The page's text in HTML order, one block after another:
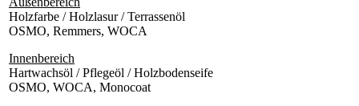
Holzfarbe / Holzlasur / Terrassenöl
OSMO, Remmers, WOCA
Innenbereich
Hartwachsöl / Pflegeöl / Holzbodenseife
OSMO, WOCA, Monocoat